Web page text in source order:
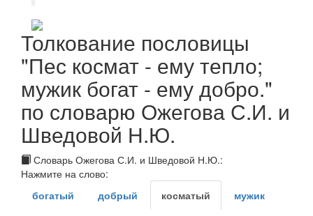
Толкование пословицы
"Пес космат - ему тепло;
мужик богат - ему добро."
по словарю Ожегова С.И. и
Шведовой Н.Ю.
Словарь Ожегова С.И. и Шведовой Н.Ю.:
Нажмите на слово:
богатый
добрый косматый мужик